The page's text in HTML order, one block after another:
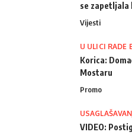
se zapetljala
Vijesti
U ULICI RADE
Korica:
Mostaru
Promo
VIDEO: